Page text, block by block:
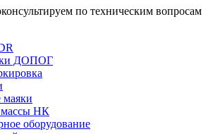
по техническим вопросам
ДОПОГ
маяки
НК
оборудование